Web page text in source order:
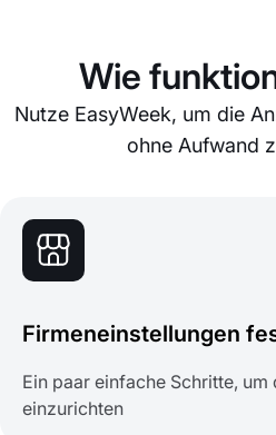
Wie
Nutze EasyWeek, um die
ohne Aufwand
Firmeneinstellungen
Ein paar einfache Schritte, um
einzurichten